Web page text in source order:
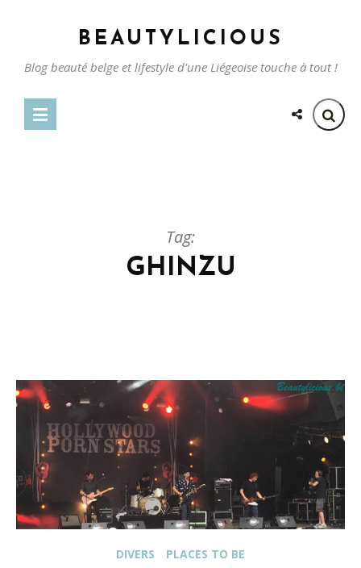
BEAUTYLICIOUS
Blog beauté belge et lifestyle d'une Liégeoise touche à tout !
Tag:
GHINZU
DIVERS PLACES TO BE